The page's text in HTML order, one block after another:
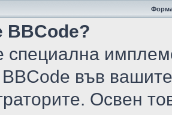
BBCode?
специална
BBCode във
Освен